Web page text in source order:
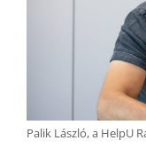
Palik László, a HelpU